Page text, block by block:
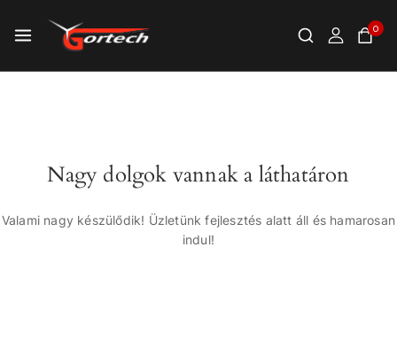
0
Nagy dolgok vannak a láthatáron
Valami nagy készülődik! Üzletünk fejlesztés alatt áll és hamarosan
indul!